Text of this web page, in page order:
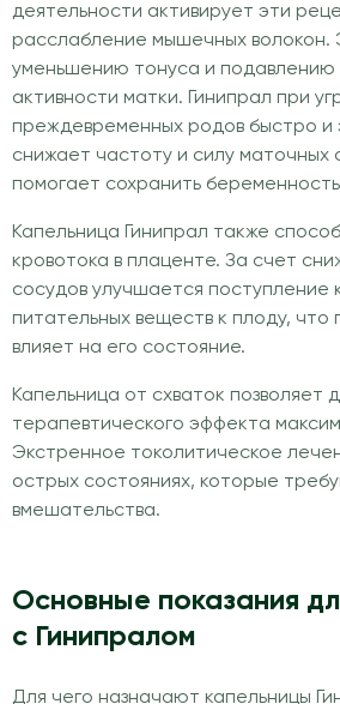
деятельности активирует эти
расслабление мышечных волокон.
уменьшению тонуса и подавлению
активности матки. Гинипрал при
преждевременных родов быстро и
снижает частоту и силу маточных
помогает сохранить
Капельница Гинипрал также
кровотока в плаценте. За счет
сосудов улучшается поступление
питательных веществ к плоду, что
влияет на его состояние.
Капельница от схваток позволяет
терапевтического эффекта
Экстренное токолитическое
острых состояниях, которые
вмешательства.
Основные показания
с Гинипралом
Для чего назначают капельницы